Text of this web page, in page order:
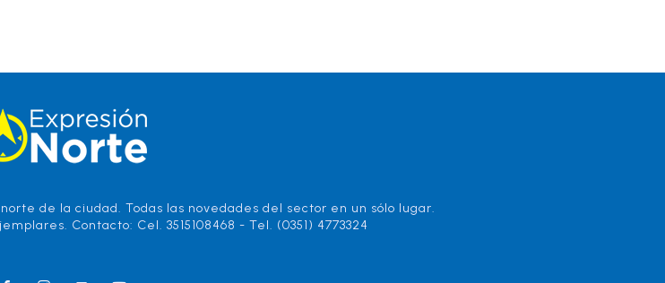
de la ciudad. Todas las novedades del sector en un sólo lugar.
Contacto: Cel. 3515108468 - Tel. (0351) 4773324